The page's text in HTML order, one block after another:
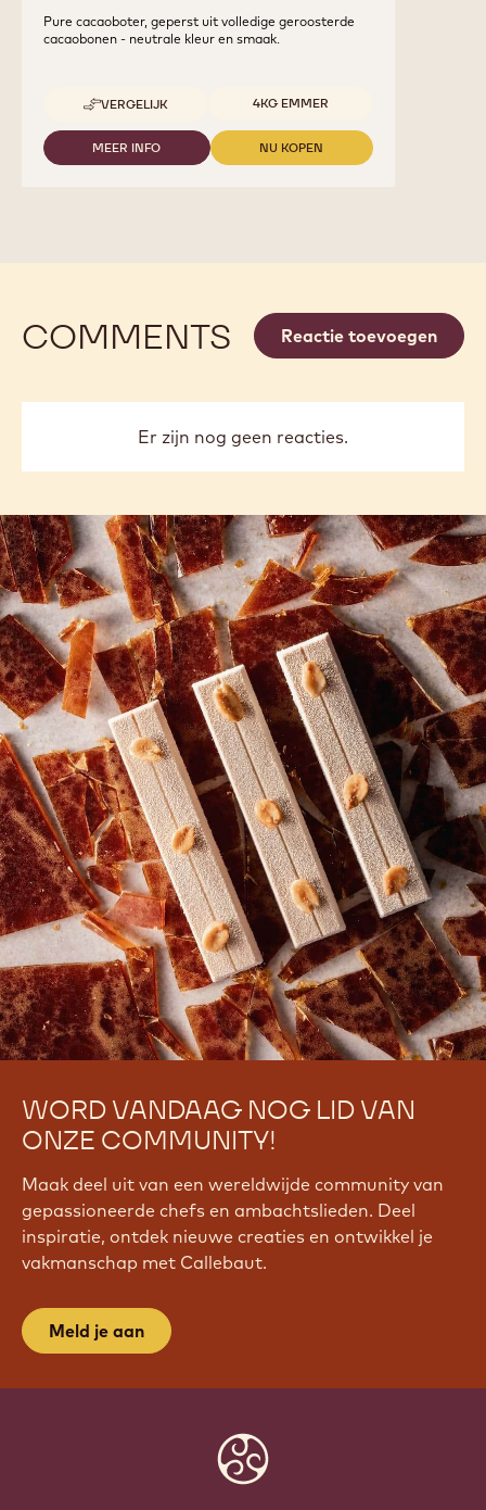
Pure cacaoboter, geperst uit volledige geroosterde
cacaobonen - neutrale kleur en smaak.
VERGELIJK
-
COCOA
BUTTER
Beschikbare maten
4KG EMMER
MEER INFO
-
NU KOPEN
-
COMMENTS Reactie toevoegen
Er zijn nog geen reacties.
WORD VANDAAG NOG LID VAN
ONZE COMMUNITY!
Maak deel uit van een wereldwijde community van
gepassioneerde chefs en ambachtslieden. Deel
inspiratie, ontdek nieuwe creaties en ontwikkel je
vakmanschap met Callebaut.
Meld je aan